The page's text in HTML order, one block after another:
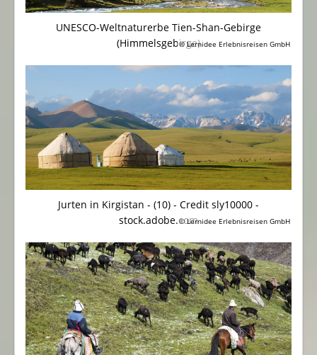
© Lernidee Erlebnisreisen GmbH
UNESCO-Weltnaturerbe Tien-Shan-Gebirge
(Himmelsgebirge)
© Lernidee Erlebnisreisen GmbH
Jurten in Kirgistan - (10) - Credit sly10000 -
stock.adobe.com